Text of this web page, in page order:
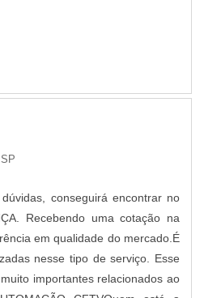
conseguirá encontrar no
Recebendo uma cotação na
em qualidade do mercado.É
nesse tipo de serviço. Esse
importantes relacionados ao